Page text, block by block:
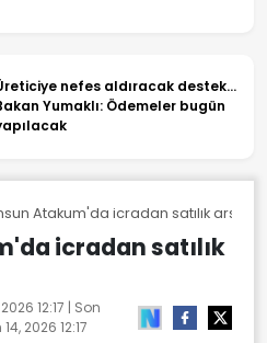
nefes aldıracak destek...
Yumaklı: Ödemeler bugün
Atakum'da icradan satılık arsa!
icradan satılık
12:17 | Son
2026 12:17